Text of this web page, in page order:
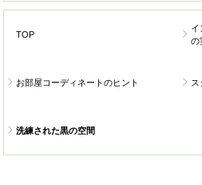
TOP
イ
の
お部屋コーディネートのヒント ス
洗練された黒の空間